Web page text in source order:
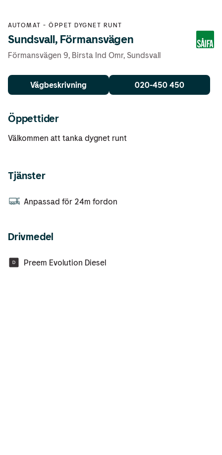
AUTOMAT -ÖPPET DYGNET RUNT
Sundsvall, Förmansvägen
Förmansvägen 9, Birsta Ind Omr, Sundsvall
Vägbeskrivning 020-450 450
Öppettider
Välkommen att tanka dygnet runt
Tjänster
Anpassad för 24m fordon
Drivmedel
Preem Evolution Diesel